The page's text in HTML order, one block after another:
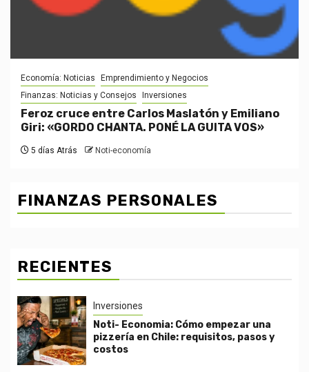
Economía: Noticias
Emprendimiento y Negocios
Finanzas: Noticias y Consejos
Inversiones
Feroz cruce entre Carlos Maslatón y Emiliano
Giri: «GORDO CHANTA. PONÉ LA GUITA VOS»
5 días Atrás Noti-economía
FINANZAS PERSONALES
RECIENTES
Inversiones
Noti- Economia: Cómo empezar una
pizzería en Chile: requisitos, pasos y
costos